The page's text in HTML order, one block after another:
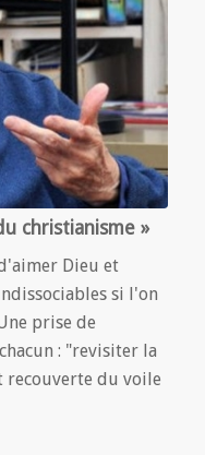
christianisme »
Dieu et
si l'on
prise de
: "revisiter la
du voile